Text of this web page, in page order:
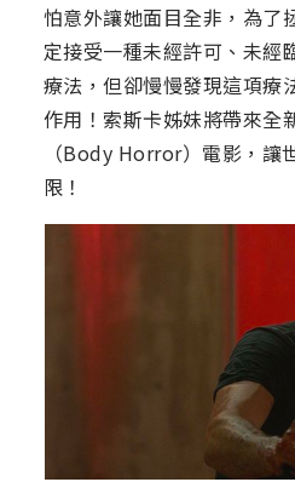
怕意外讓她面目全非，為了
定接受一種未經許可、未經
療法，但卻慢慢發現這項療
作用！索斯卡姊妹將帶來全
（Body Horror）電影，讓
限！